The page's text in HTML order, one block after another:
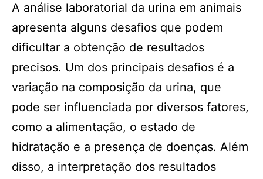
A análise laboratorial da urina em animais
apresenta alguns desafios que podem
dificultar a obtenção de resultados
precisos. Um dos principais desafios é a
variação na composição da urina, que
pode ser influenciada por diversos fatores,
como a alimentação, o estado de
hidratação e a presença de doenças. Além
disso, a interpretação dos resultados